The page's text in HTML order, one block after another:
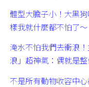
體型大膽子小！大黑
樣我就什麼都不怕了～
淹水不怕我們去衝浪
浪」超神氣：偶就是
不是所有動物收容中